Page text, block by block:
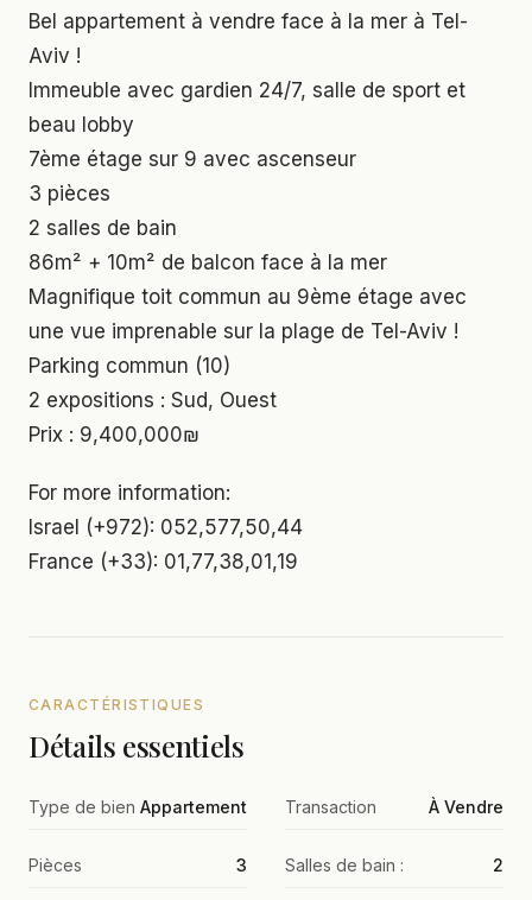
Bel appartement à vendre face à la mer à Tel-
Aviv !
Immeuble avec gardien 24/7, salle de sport et
beau lobby
7ème étage sur 9 avec ascenseur
3 pièces
2 salles de bain
86m² + 10m² de balcon face à la mer
Magnifique toit commun au 9ème étage avec
une vue imprenable sur la plage de Tel-Aviv !
Parking commun (10)
2 expositions : Sud, Ouest
Prix : 9,400,000₪
For more information:
Israel (+972): 052,577,50,44
France (+33): 01,77,38,01,19
CARACTÉRISTIQUES
Détails essentiels
Type de bien Appartement Transaction À Vendre
Pièces 3 Salles de bain : 2